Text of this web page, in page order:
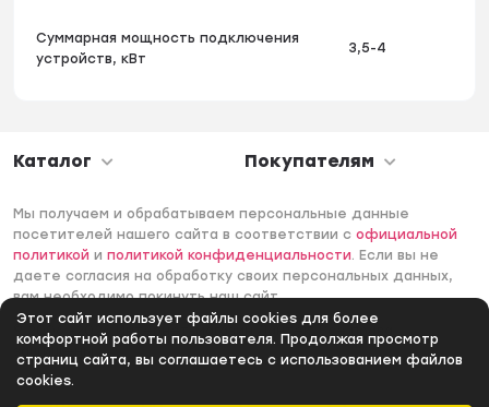
Этот сайт использует файлы cookies для более
комфортной работы пользователя. Продолжая просмотр
страниц сайта, вы соглашаетесь с использованием файлов
cookies.
Суммарная мощность подключения
устройств, кВт
3,5-4
Каталог Покупателям
Мы получаем и обрабатываем персональные данные
посетителей нашего сайта в соответствии софициальной
политикой иполитикой конфиденциальности. Если вы не
даете согласия на обработку своих персональных данных,
вам необходимо покинуть наш сайт.
© 2006 -2026 Интернет-магазин Лантек. Все права
защищены.